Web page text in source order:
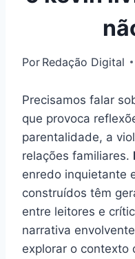
Por Redação Digital
Precisamos falar
que provoca
parentalidade, a
relações familiares.
enredo inquietante
construídos têm
entre leitores e
narrativa
explorar o contexto